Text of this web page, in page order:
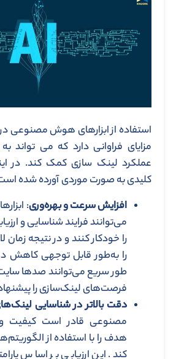
استفاده از ابزارهای هوش مصنوعی
مزایای فراوانی دارد که می ‌تواند
عملکرد لینک ‌سازی کمک کند. در
کلیدی به صورت موردی آورده شده
افزایش سرعت و بهره‌وری:
می‌توانند فرایند شناسایی و
را خودکار کنند و در نتیجه زمان
را به‌طور قابل توجهی کاهش
طور سریع می‌توانند صدها
فرصت‌های لینک‌سازی را
دقت بالاتر در شناسایی
مصنوعی قادر است کیفیت و
هدف را با استفاده از
کند. این ارزیابی بر اساس